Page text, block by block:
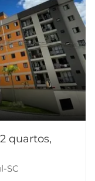
quartos,
SC